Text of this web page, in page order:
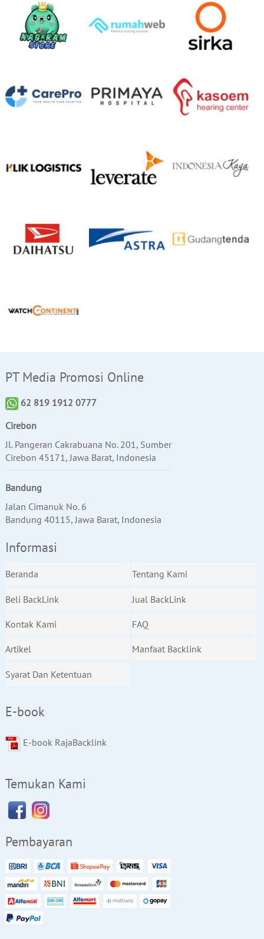
PT Media Promosi Online
62 819 1912 0777
Cirebon
Jl. Pangeran Cakrabuana No. 201, Sumber
Cirebon 45171, Jawa Barat, Indonesia
Bandung
Jalan Cimanuk No. 6
Bandung 40115, Jawa Barat, Indonesia
Informasi
Beranda Tentang Kami
Beli BackLink Jual BackLink
Kontak Kami FAQ
Artikel Manfaat Backlink
Syarat Dan Ketentuan
E-book
E-book RajaBacklink
Temukan Kami
Pembayaran